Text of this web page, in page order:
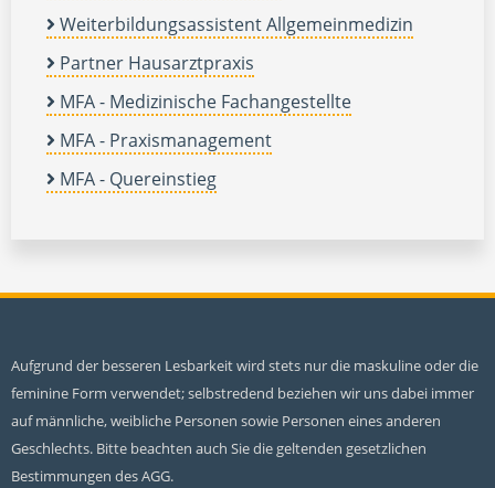
Weiterbildungsassistent Allgemeinmedizin
Partner Hausarztpraxis
MFA - Medizinische Fachangestellte
MFA - Praxismanagement
MFA - Quereinstieg
Aufgrund der besseren Lesbarkeit wird stets nur die maskuline oder die
feminine Form verwendet; selbstredend beziehen wir uns dabei immer
auf männliche, weibliche Personen sowie Personen eines anderen
Geschlechts. Bitte beachten auch Sie die geltenden gesetzlichen
Bestimmungen des AGG.